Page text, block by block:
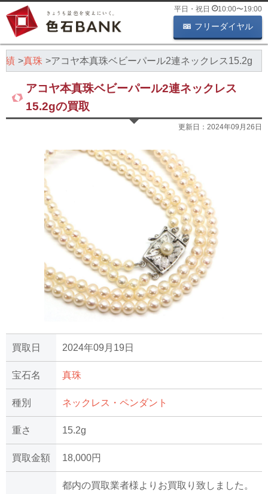
平日・祝日 10:00〜19:00
フリーダイヤル
績 真珠 アコヤ本真珠ベビーパール2連ネックレス15.2g
アコヤ本真珠ベビーパール2連ネックレス
15.2gの買取
更新日： 2024年09月26日
買取日 2024年09月19日
宝石名 真珠
種別 ネックレス・ペンダント
重さ 15.2g
買取金額 18,000円
都内の買取業者様よりお買取り致しました。